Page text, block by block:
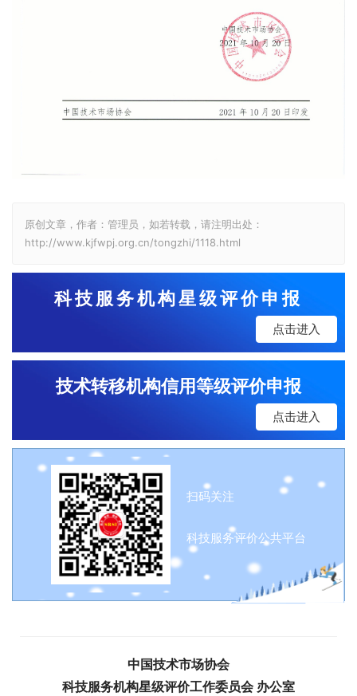
原创文章，作者：管理员，如若转载，请注明出处：
http://www.kjfwpj.org.cn/tongzhi/1118.html
科技服务机构星级评价申报
点击进入
技术转移机构信用等级评价申报
点击进入
扫码关注
科技服务评价公共平台
中国技术市场协会
科技服务机构星级评价工作委员会 办公室